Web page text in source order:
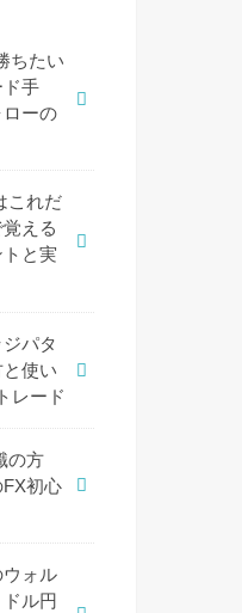
ちたい
ド手
ーの
これだ
える
と実
パタ
使い
レード
の方
初心
ウォル
ル円